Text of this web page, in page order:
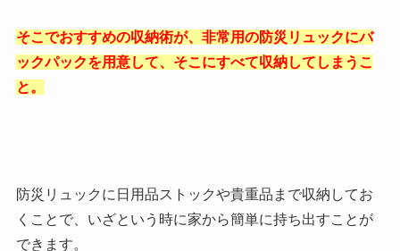
そこでおすすめの収納術が、非常用の防災リュックにバ
ックパックを用意して、そこにすべて収納してしまうこ
と。
防災リュックに日用品ストックや貴重品まで収納してお
くことで、いざという時に家から簡単に持ち出すことが
できます。